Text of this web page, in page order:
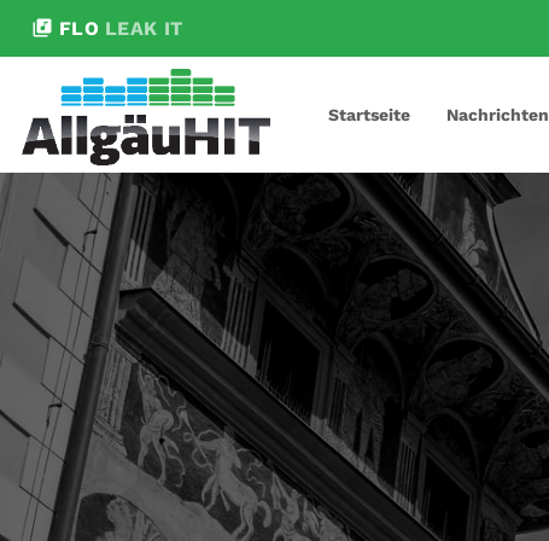
library_music FLO LEAK IT
Startseite Nachrichten